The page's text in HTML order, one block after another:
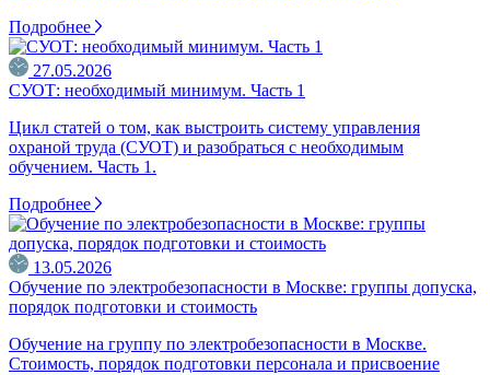
Подробнее
27.05.2026
СУОТ: необходимый минимум. Часть 1
Цикл статей о том, как выстроить систему управления
охраной труда (СУОТ) и разобраться с необходимым
обучением. Часть 1.
Подробнее
13.05.2026
Обучение по электробезопасности в Москве: группы допуска,
порядок подготовки и стоимость
Обучение на группу по электробезопасности в Москве.
Стоимость, порядок подготовки персонала и присвоение